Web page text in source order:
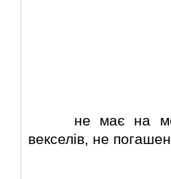
не має на
векселiв, не